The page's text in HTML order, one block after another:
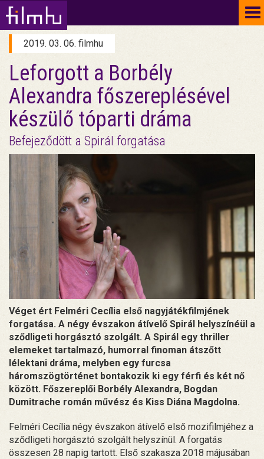
2019. 03. 06. filmhu
Leforgott a Borbély
Alexandra főszereplésével
készülő tóparti dráma
Befejeződött a Spirál forgatása
Véget ért Felméri Cecília első nagyjátékfilmjének
forgatása. A négy évszakon átívelő Spirál helyszínéül a
sződligeti horgásztó szolgált. A Spirál egy thriller
elemeket tartalmazó, humorral finoman átszőtt
lélektani dráma, melyben egy furcsa
háromszögtörténet bontakozik ki egy férfi és két nő
között. Főszereplői Borbély Alexandra, Bogdan
Dumitrache román művész és Kiss Diána Magdolna.
Felméri Cecília négy évszakon átívelő első mozifilmjéhez a
sződligeti horgásztó szolgált helyszínül. A forgatás
összesen 28 napig tartott. Első szakasza 2018 májusában